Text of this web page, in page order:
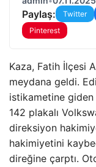
Paylaş: Twitter
Pinterest
Kaza, Fatih İlçesi
meydana geldi.
istikametine
142 plakalı
direksiyon
hakimiyetini
direğine çarptı.